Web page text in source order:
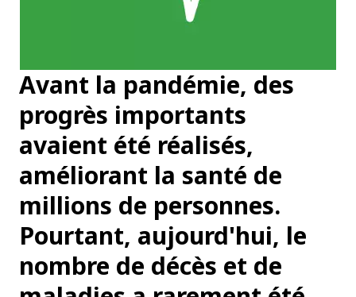
Avant la pandémie, des
progrès importants
avaient été réalisés,
améliorant la santé de
millions de personnes.
Pourtant, aujourd'hui, le
nombre de décès et de